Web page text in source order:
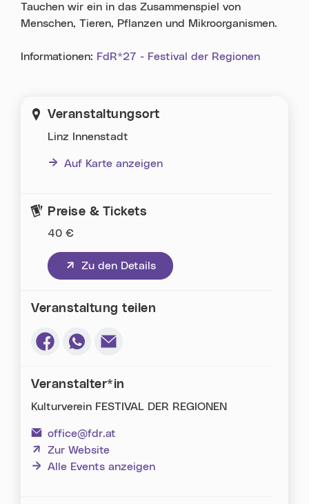
Tauchen wir ein in das Zusammenspiel von
Menschen, Tieren, Pflanzen und Mikroorganismen.
Informationen: FdR*27 - Festival der Regionen
Veranstaltungsort
Linz Innenstadt
Auf Karte anzeigen
Preise & Tickets
40 €
Zu den Details
(neues Fenster)
Veranstaltung teilen
Veranstalter*in
Kulturverein FESTIVAL DER REGIONEN
office@fdr.at
Zur Website
(neues Fenster)
Alle Events anzeigen